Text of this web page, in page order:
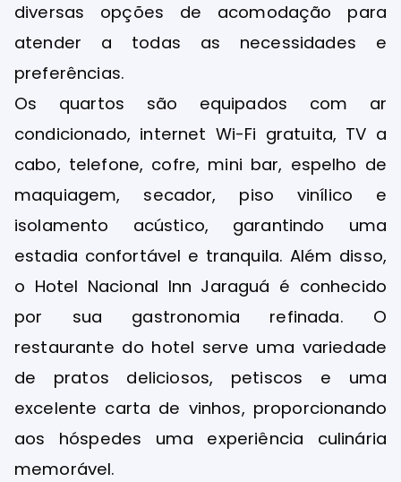
diversas opções de acomodação para
atender a todas as necessidades e
preferências.
Os quartos são equipados com ar
condicionado, internet Wi-Fi gratuita, TV a
cabo, telefone, cofre, mini bar, espelho de
maquiagem, secador, piso vinílico e
isolamento acústico, garantindo uma
estadia confortável e tranquila. Além disso,
o Hotel Nacional Inn Jaraguá é conhecido
por sua gastronomia refinada. O
restaurante do hotel serve uma variedade
de pratos deliciosos, petiscos e uma
excelente carta de vinhos, proporcionando
aos hóspedes uma experiência culinária
memorável.